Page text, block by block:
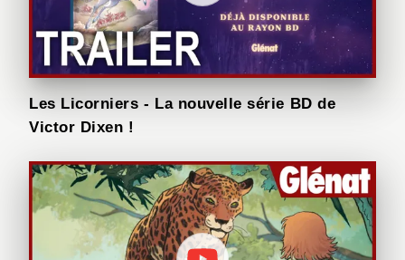
Les Licorniers - La nouvelle série BD de
Victor Dixen !